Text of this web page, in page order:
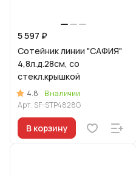
5 597 ₽
Сотейник линии "САФИЯ"
4,8л.д.28см, со
стекл.крышкой
4.8
В наличии
Арт. SF-STP4828G
В корзину